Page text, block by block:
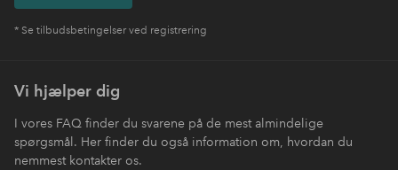
* Se tilbudsbetingelser ved registrering
Vi hjælper dig
I vores FAQ finder du svarene på de mest almindelige
spørgsmål. Her finder du også information om, hvordan du
nemmest kontakter os.